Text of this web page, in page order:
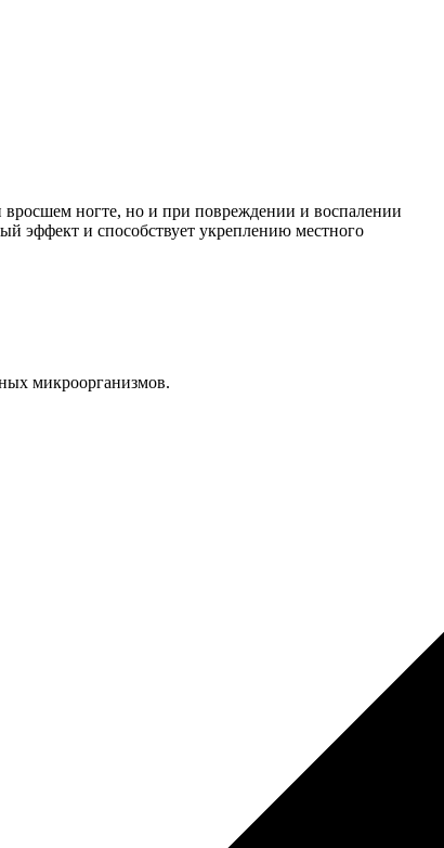
ногте, но и при повреждении и воспалении
эффект и способствует укреплению местного
микроорганизмов.